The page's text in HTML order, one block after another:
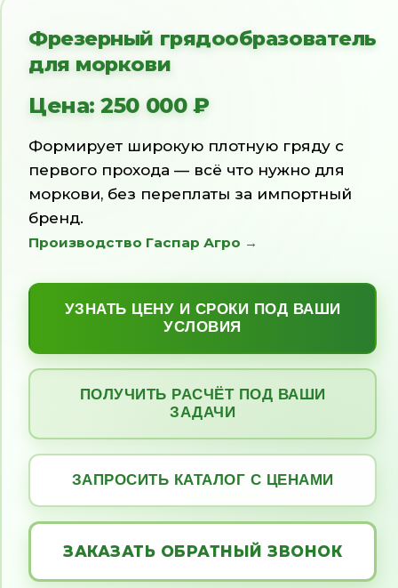
Фрезерный грядообразователь
для моркови
Формирует широкую плотную гряду с
первого прохода — всё что нужно для
моркови, без переплаты за импортный
бренд.
Производство Гаспар Агро →
УЗНАТЬ ЦЕНУ И СРОКИ ПОД ВАШИ
УСЛОВИЯ
ПОЛУЧИТЬ РАСЧЁТ ПОД ВАШИ
ЗАДАЧИ
ЗАПРОСИТЬ КАТАЛОГ С ЦЕНАМИ
ЗАКАЗАТЬ ОБРАТНЫЙ ЗВОНОК